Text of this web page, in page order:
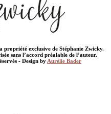
propriété exclusive de Stéphanie Zwicky.
sans l’accord préalable de l’auteur.
- Design by Aurélie Bader